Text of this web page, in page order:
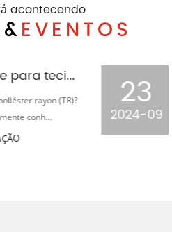
acontecendo
EVENTOS
indústria
estrelado da indústria têxtil, o tecido
de malha tornou-se uma ...
MAIS INFORMAÇÃO